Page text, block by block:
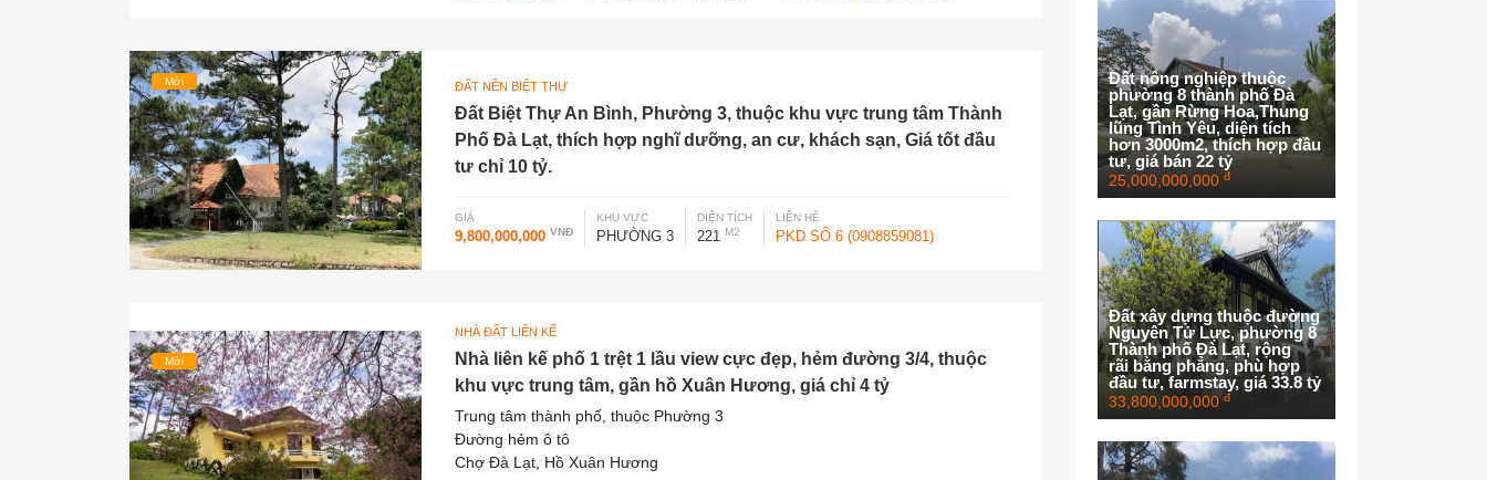
Mới ĐẤT NỀN BIỆT THỰ
Đất Biệt Thự An Bình, Phường 3, thuộc khu vực trung tâm Thành
Phố Đà Lạt, thích hợp nghĩ dưỡng, an cư, khách sạn, Giá tốt đầu
tư chỉ 10 tỷ.
GIÁ
9,800,000,000 VNĐ
KHU VỰC
PHƯỜNG 3
DIỆN TÍCH
221 M2
LIÊN HỆ
PKD SỐ 6 (0908859081)
Mới
NHÀ ĐẤT LIÊN KẾ
Nhà liên kế phố 1 trệt 1 lầu view cực đẹp, hẻm đường 3/4, thuộc
khu vực trung tâm, gần hồ Xuân Hương, giá chỉ 4 tỷ
Trung tâm thành phố, thuộc Phường 3
Đường hẻm ô tô
Chợ Đà Lạt, Hồ Xuân Hương
Đất nông nghiệp thuộc
phường 8 thành phố Đà
Lạt, gần Rừng Hoa,Thung
lũng Tình Yêu, diện tích
hơn 3000m2, thích hợp đầu
tư, giá bán 22 tỷ
25,000,000,000 đ
Đất xây dựng thuộc đường
Nguyên Tử Lực, phường 8
Thành phố Đà Lạt, rộng
rãi bằng phẳng, phù hợp
đầu tư, farmstay, giá 33.8 tỷ
33,800,000,000đ